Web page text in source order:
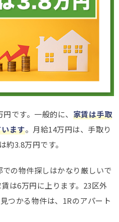
です。一般的に、 家賃は手取
ます。月給14万円は、手取り
約3.8万円です。
の物件探しはかなり厳しいで
は6万円に上ります。23区外
つかる物件は、1Rのアパート